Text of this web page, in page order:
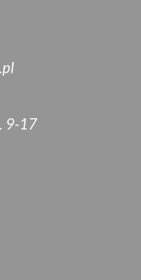
9-17